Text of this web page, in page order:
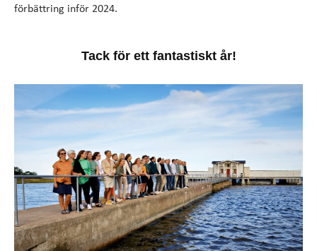
förbättring inför 2024.
Tack för ett fantastiskt år!